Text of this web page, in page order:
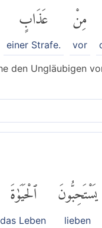
مِنْ
vor
عَذَابٍ
einer Strafe.
den Ungläubigen
يَسْتَحِبُّونَ
lieben
ٱلْحَيَوٰةَ
das Leben